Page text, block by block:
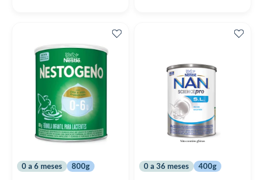
0 a 6 meses 800g 0 a 36 meses 400g